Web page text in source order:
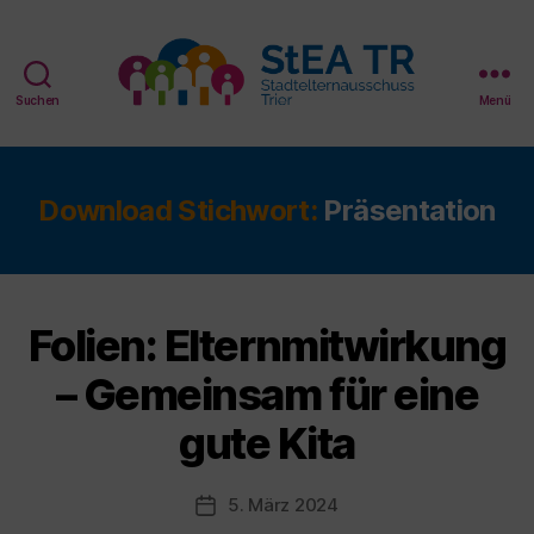
Suchen
Trier
Menü
Download Stichwort: Präsentation
Folien: Elternmitwirkung
– Gemeinsam für eine
gute Kita
Veröffentlichungsdatum
5. März 2024